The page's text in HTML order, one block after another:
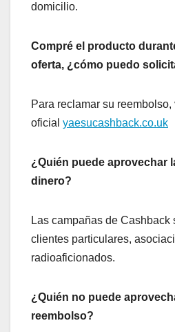
domicilio.
Compré el producto
oferta, ¿cómo puedo
Para reclamar su
oficial yaesucashback.co.uk
¿Quién puede aprovechar
dinero?
Las campañas de Cashback
clientes particulares,
radioaficionados.
¿Quién no puede
reembolso?